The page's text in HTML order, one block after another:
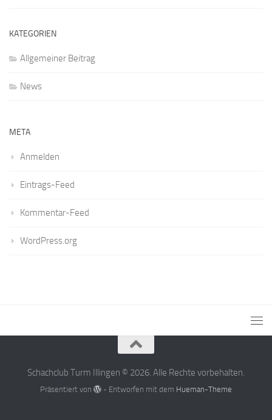
KATEGORIEN
Allgemeiner Beitrag
News
META
Anmelden
Eintrags-Feed
Kommentar-Feed
WordPress.org
Schachclub Turm Illingen © 2026. Alle Rechte vorbehalten.
Präsentiert von - Entworfen mit dem Hueman-Theme